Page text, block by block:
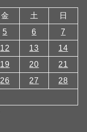
金 土
日
5 6
7
12 13
14
19 20
21
26 27
28